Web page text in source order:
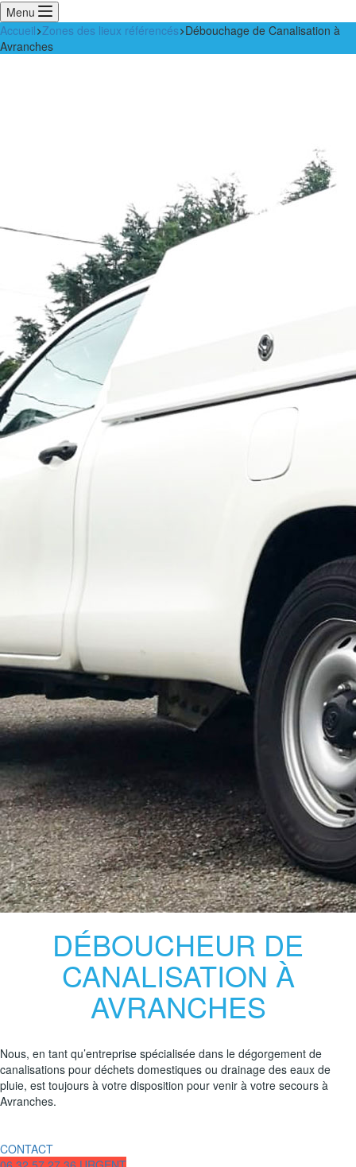
Menu
Accueil Zones des lieux référencés Débouchage de Canalisation à
Avranches
DÉBOUCHEUR DE
CANALISATION À
AVRANCHES
Nous, en tant qu’entreprise spécialisée dans le dégorgement de
canalisations pour déchets domestiques ou drainage des eaux de
pluie, est toujours à votre disposition pour venir à votre secours à
Avranches.
CONTACT